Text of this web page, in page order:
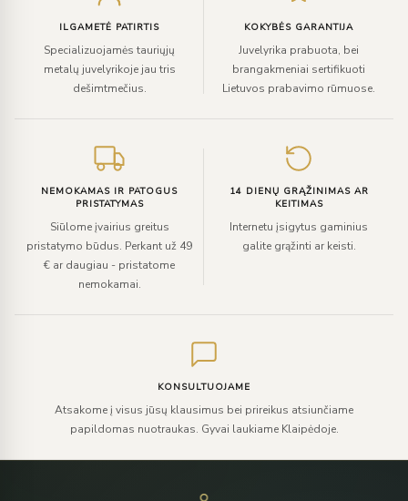
ILGAMETĖ PATIRTIS
Specializuojamės tauriųjų
metalų juvelyrikoje jau tris
dešimtmečius.
KOKYBĖS GARANTIJA
Juvelyrika prabuota, bei
brangakmeniai sertifikuoti
Lietuvos prabavimo rūmuose.
NEMOKAMAS IR PATOGUS
PRISTATYMAS
Siūlome įvairius greitus
pristatymo būdus. Perkant už 49
€ ar daugiau - pristatome
nemokamai.
14 DIENŲ GRĄŽINIMAS AR
KEITIMAS
Internetu įsigytus gaminius
galite grąžinti ar keisti.
KONSULTUOJAME
Atsakome į visus jūsų klausimus bei prireikus atsiunčiame
papildomas nuotraukas. Gyvai laukiame Klaipėdoje.